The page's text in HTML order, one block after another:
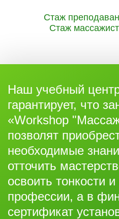
Стаж
Стаж
Наш учебный
гарантирует, что
«Workshop
позволят
необходимые
отточить
освоить тонкости
профессии, а в
сертификат